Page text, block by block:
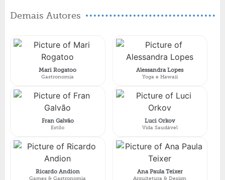
Demais Autores
Mari Rogatoo
Gastronomia
Fran Galvão
Estilo
Ricardo Andion
Games & Gastronomia
Alessandra Lopes
Yoga e Hawaii
Luci Orkov
Vida Saudável
Ana Paula Teixer
Arquitetura & Design